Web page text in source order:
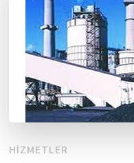
HIZMETLER